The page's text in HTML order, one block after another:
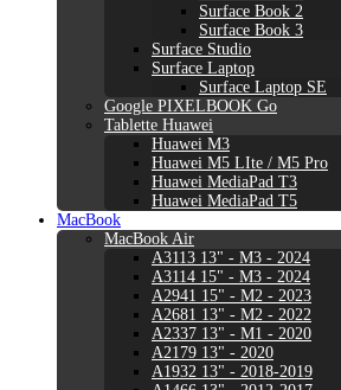
Surface Book 2
Surface Book 3
Surface Studio
Surface Laptop
Surface Laptop SE
Google PIXELBOOK Go
Tablette Huawei
Huawei M3
Huawei M5 LIte / M5 Pro
Huawei MediaPad T3
Huawei MediaPad T5
MacBook
MacBook Air
A3113 13" - M3 - 2024
A3114 15" - M3 - 2024
A2941 15" - M2 - 2023
A2681 13" - M2 - 2022
A2337 13" - M1 - 2020
A2179 13" - 2020
A1932 13" - 2018-2019